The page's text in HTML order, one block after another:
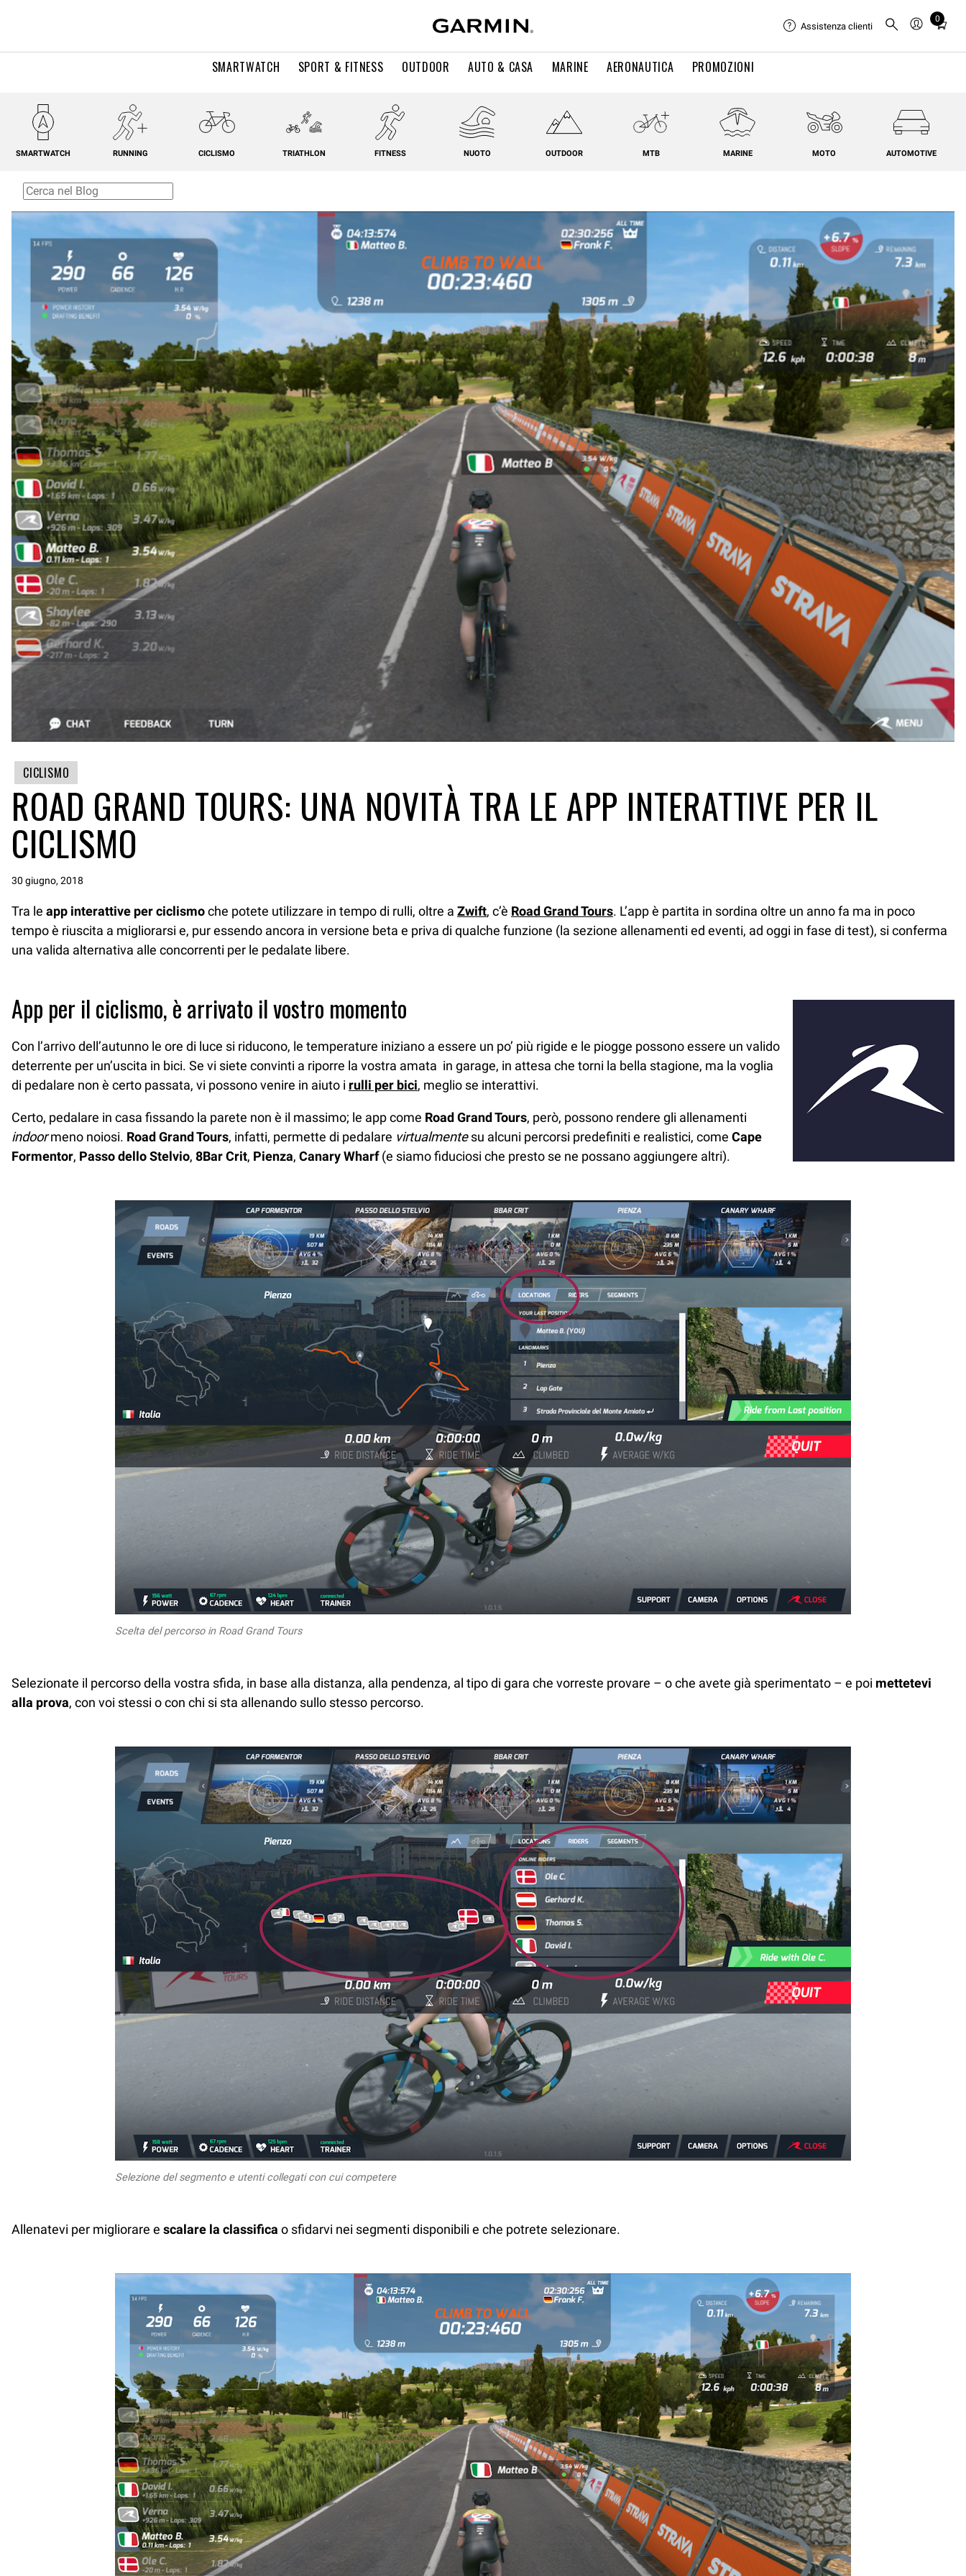
SMARTWATCH SPORT & FITNESS OUTDOOR AUTO & CASA MARINE AERONAUTICA PROMOZIONI
Assistenza clienti
0
Total
in
SMARTWATCH RUNNING CICLISMO TRIATHLON FITNESS NUOTO OUTDOOR MTB MARINE MOTO AUTOMOTIVE
CICLISMO
ROAD GRAND TOURS: UNA NOVITÀ TRA LE APP INTERATTIVE PER IL
CICLISMO
30 giugno, 2018
Tra le app interattive per ciclismoche potete utilizzare in tempo di rulli, oltre a Zwift, c’è Road Grand Tours. L’app è partita in sordina oltre un anno fa ma in poco
tempo è riuscita a migliorarsi e, pur essendo ancora in versione beta e priva di qualche funzione (la sezione allenamenti ed eventi, ad oggi in fase di test), si conferma
una valida alternativa alle concorrenti per le pedalate libere.
App per il ciclismo, è arrivato il vostro momento
Con l’arrivo dell’autunno le ore di luce si riducono, le temperature iniziano a essere un po’ più rigide e le piogge possono essere un valido
deterrente per un’uscita in bici. Se vi siete convinti a riporre la vostra amata in garage, in attesa che torni la bella stagione, ma la voglia
di pedalare non è certo passata, vi possono venire in aiuto i rulli per bici, meglio se interattivi.
Certo, pedalare in casa fissando la parete non è il massimo; le app come Road Grand Tours, però, possono rendere gli allenamenti
indoormeno noiosi. Road Grand Tours, infatti, permette di pedalare virtualmentesu alcuni percorsi predefiniti e realistici, come Cape
Formentor, Passo dello Stelvio, 8Bar Crit, Pienza, Canary Wharf(e siamo fiduciosi che presto se ne possano aggiungere altri).
Scelta del percorso in Road Grand Tours
Selezionate il percorso della vostra sfida, in base alla distanza, alla pendenza, al tipo di gara che vorreste provare – o che avete già sperimentato – e poi mettetevi
alla prova, con voi stessi o con chi si sta allenando sullo stesso percorso.
Selezione del segmento e utenti collegati con cui competere
Allenatevi per migliorare e scalare la classifica o sfidarvi nei segmenti disponibili e che potrete selezionare.